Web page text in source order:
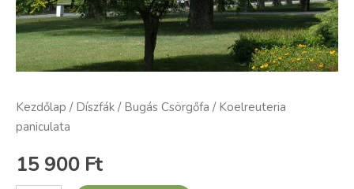
Kezdőlap / Díszfák / Bugás Csörgőfa / Koelreuteria
paniculata
15 900 Ft